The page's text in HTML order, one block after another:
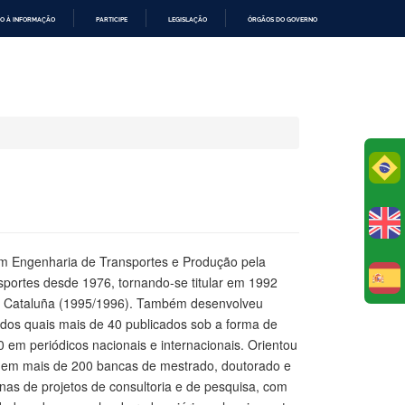
À INFORMAÇÃO PARTICIPE LEGISLAÇÃO ÓRGÃOS DO GOVERNO
Engenharia de Transportes e Produção pela
desde 1976, tornando-se titular em 1992
(1995/1996). Também desenvolveu
quais mais de 40 publicados sob a forma de
periódicos nacionais e internacionais. Orientou
mais de 200 bancas de mestrado, doutorado e
de projetos de consultoria e de pesquisa, com